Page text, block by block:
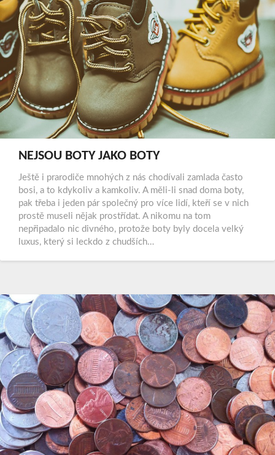
NEJSOU BOTY JAKO BOTY
Ještě i prarodiče mnohých z nás chodívali zamlada často
bosi, a to kdykoliv a kamkoliv. A měli-li snad doma boty,
pak třeba i jeden pár společný pro více lidí, kteří se v nich
prostě museli nějak prostřídat. A nikomu na tom
nepřipadalo nic divného, protože boty byly docela velký
luxus, který si leckdo z chudších…